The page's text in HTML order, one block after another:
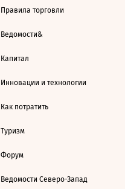
Правила торговли
Ведомости&
Капитал
Инновации и технологии
Как потратить
Туризм
Форум
Ведомости Северо-Запад